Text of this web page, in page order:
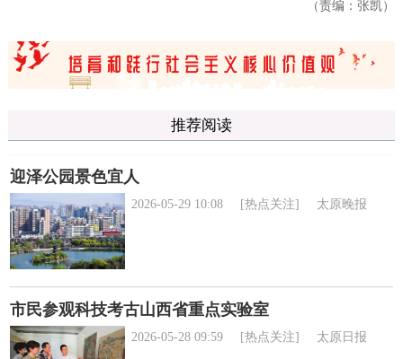
（责编：张凯）
推荐阅读
迎泽公园景色宜人
2026-05-29 10:08 [热点关注] 太原晚报
市民参观科技考古山西省重点实验室
2026-05-28 09:59 [热点关注] 太原日报